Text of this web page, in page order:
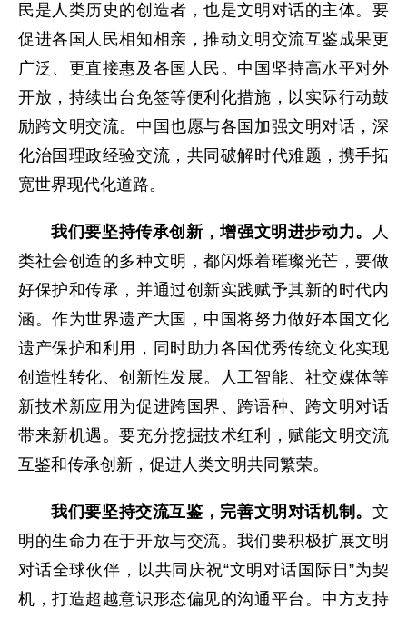
民是人类历史的创造者，也是文明对话的主体。要
促进各国人民相知相亲，推动文明交流互鉴成果更
广泛、更直接惠及各国人民。中国坚持高水平对外
开放，持续出台免签等便利化措施，以实际行动鼓
励跨文明交流。中国也愿与各国加强文明对话，深
化治国理政经验交流，共同破解时代难题，携手拓
宽世界现代化道路。
我们要坚持传承创新，增强文明进步动力。
人
类社会创造的多种文明，都闪烁着璀璨光芒，要做
好保护和传承，并通过创新实践赋予其新的时代内
涵。作为世界遗产大国，中国将努力做好本国文化
遗产保护和利用，同时助力各国优秀传统文化实现
创造性转化、创新性发展。人工智能、社交媒体等
新技术新应用为促进跨国界、跨语种、跨文明对话
带来新机遇。要充分挖掘技术红利，赋能文明交流
互鉴和传承创新，促进人类文明共同繁荣。
我们要坚持交流互鉴，完善文明对话机制。 文
明的生命力在于开放与交流。我们要积极扩展文明
对话全球伙伴，以共同庆祝“文明对话国际日”为契
机，打造超越意识形态偏见的沟通平台。中方支持